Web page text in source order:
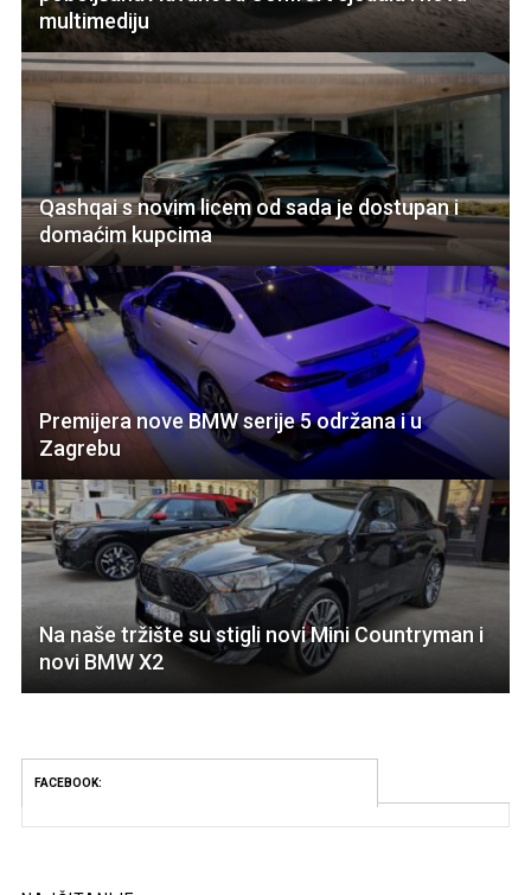
multimediju
Qashqai s novim licem od sada je dostupan i
domaćim kupcima
Premijera nove BMW serije 5 održana i u
Zagrebu
Na naše tržište su stigli novi Mini Countryman i
novi BMW X2
FACEBOOK: